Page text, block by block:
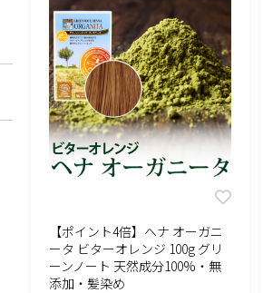
【ポイント4倍】ヘナ オーガニ
ータ ビターオレンジ 100g グリ
ーンノート 天然成分100%・無
添加・髪染め